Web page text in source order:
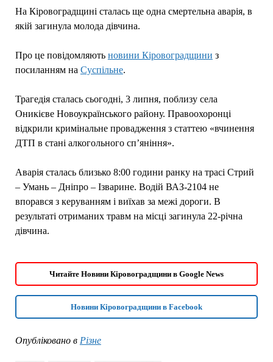
На Кіровоградщині сталась ще одна смертельна аварія, в
якій загинула молода дівчина.
Про це повідомляють новини Кіровоградщини з
посиланням на Суспільне.
Трагедія сталась сьогодні, 3 липня, поблизу села
Оникієве Новоукраїнського району. Правоохоронці
відкрили кримінальне провадження з статтею «вчинення
ДТП в стані алкогольного сп’яніння».
Аварія сталась близько 8:00 години ранку на трасі Стрий
– Умань – Дніпро – Ізварине. Водій ВАЗ-2104 не
впорався з керуванням і виїхав за межі дороги. В
результаті отриманих травм на місці загинула 22-річна
дівчина.
Читайте Новини Кіровоградщини в Google News
Новини Кіровоградщини в Facebook
Опубліковано в Різне